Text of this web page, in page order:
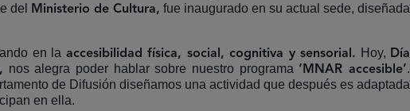
del
Ministerio de Cultura, fue inaugurado en su actual sede, diseñada
en la accesibilidad física, social, cognitiva y sensorial. Hoy, Día
nos alegra poder hablar sobre nuestro programa ‘MNAR accesible’.
de Difusión diseñamos una actividad que después es adaptada
en ella.